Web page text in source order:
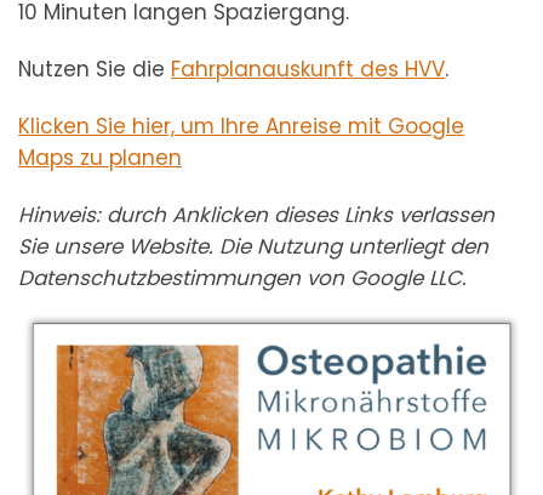
10 Minuten langen Spaziergang.
Nutzen Sie die Fahrplanauskunft des HVV.
Klicken Sie hier, um Ihre Anreise mit Google
Maps zu planen
Hinweis: durch Anklicken dieses Links verlassen
Sie unsere Website. Die Nutzung unterliegt den
Datenschutzbestimmungen von Google LLC.